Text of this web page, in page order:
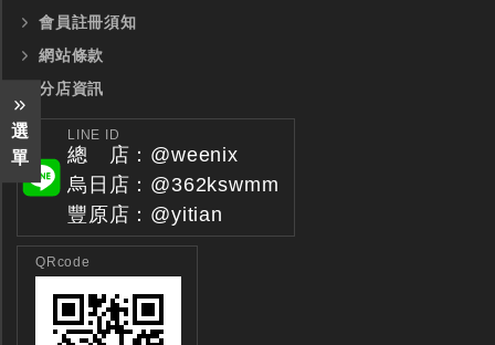
選
單
會員註冊須知
網站條款
分店資訊
LINE ID
總 店：@weenix
烏日店：@362kswmm
豐原店：@yitian
QRcode